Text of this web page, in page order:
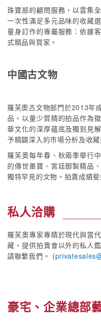
珠寶部的顧問服務，以雲集
一次性滿足多元品味的收藏
量身訂作的專屬服務：依據
式精品與買家。
中國古文物
羅芙奧古文物部門於2013年
品，以量少質精的拍品作為
華文化的深厚蘊底及獨到見
予精闢深入的市場分析及收藏
羅芙奧每年春、秋兩季舉行
的傳世墨寶、宮廷御製精品
獨特罕見的文物。拍賣成績
私人洽購
羅芙奧專家專精於現代與當
藏，提供拍賣會以外的私人
請聯繫我們。 (
豪宅、企業總部